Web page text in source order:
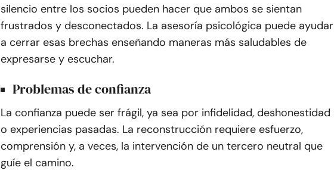
silencio entre los socios pueden hacer que ambos se sientan
frustrados y desconectados. La asesoría psicológica puede ayudar
a cerrar esas brechas enseñando maneras más saludables de
expresarse y escuchar.
Problemas de confianza
La confianza puede ser frágil, ya sea por infidelidad, deshonestidad
o experiencias pasadas. La reconstrucción requiere esfuerzo,
comprensión y, a veces, la intervención de un tercero neutral que
guíe el camino.